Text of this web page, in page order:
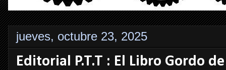
jueves, octubre 23, 2025
Editorial P.T.T : El Libro Gordo